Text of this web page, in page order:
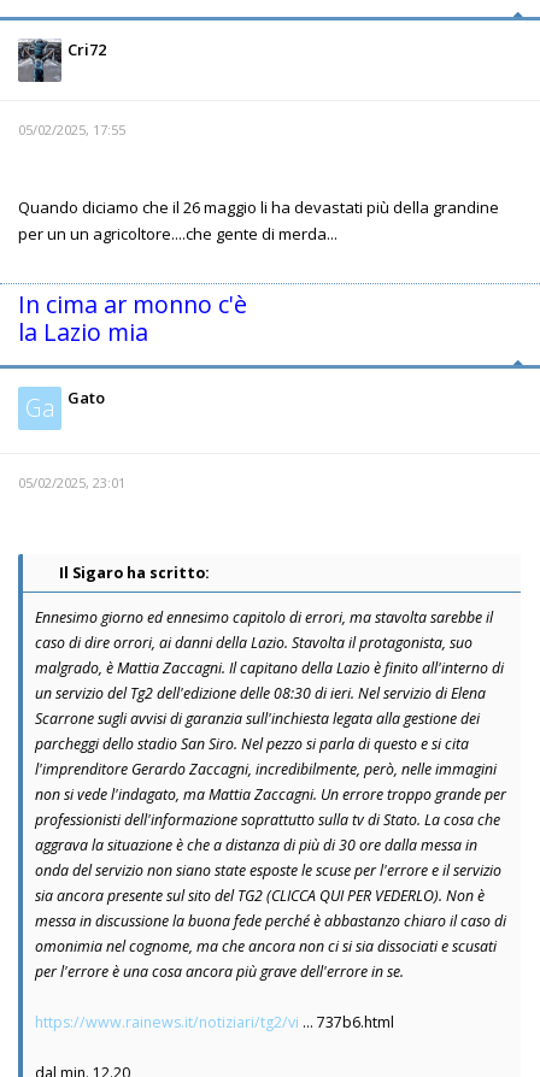
Cri72
05/02/2025, 17:55
Quando diciamo che il 26 maggio li ha devastati più della grandine
per un un agricoltore....che gente di merda...
In cima ar monno c'è
la Lazio mia
Ga Gato
05/02/2025, 23:01
Il Sigaro ha scritto:
Ennesimo giorno ed ennesimo capitolo di errori, ma stavolta sarebbe il
caso di dire orrori, ai danni della Lazio. Stavolta il protagonista, suo
malgrado, è Mattia Zaccagni. Il capitano della Lazio è finito all'interno di
un servizio del Tg2 dell'edizione delle 08:30 di ieri. Nel servizio di Elena
Scarrone sugli avvisi di garanzia sull'inchiesta legata alla gestione dei
parcheggi dello stadio San Siro. Nel pezzo si parla di questo e si cita
l'imprenditore Gerardo Zaccagni, incredibilmente, però, nelle immagini
non si vede l'indagato, ma Mattia Zaccagni. Un errore troppo grande per
professionisti dell'informazione soprattutto sulla tv di Stato. La cosa che
aggrava la situazione è che a distanza di più di 30 ore dalla messa in
onda del servizio non siano state esposte le scuse per l'errore e il servizio
sia ancora presente sul sito del TG2 (CLICCA QUI PER VEDERLO). Non è
messa in discussione la buona fede perché è abbastanzo chiaro il caso di
omonimia nel cognome, ma che ancora non ci si sia dissociati e scusati
per l'errore è una cosa ancora più grave dell'errore in se.
https://www.rainews.it/notiziari/tg2/vi ... 737b6.html
dal min. 12.20